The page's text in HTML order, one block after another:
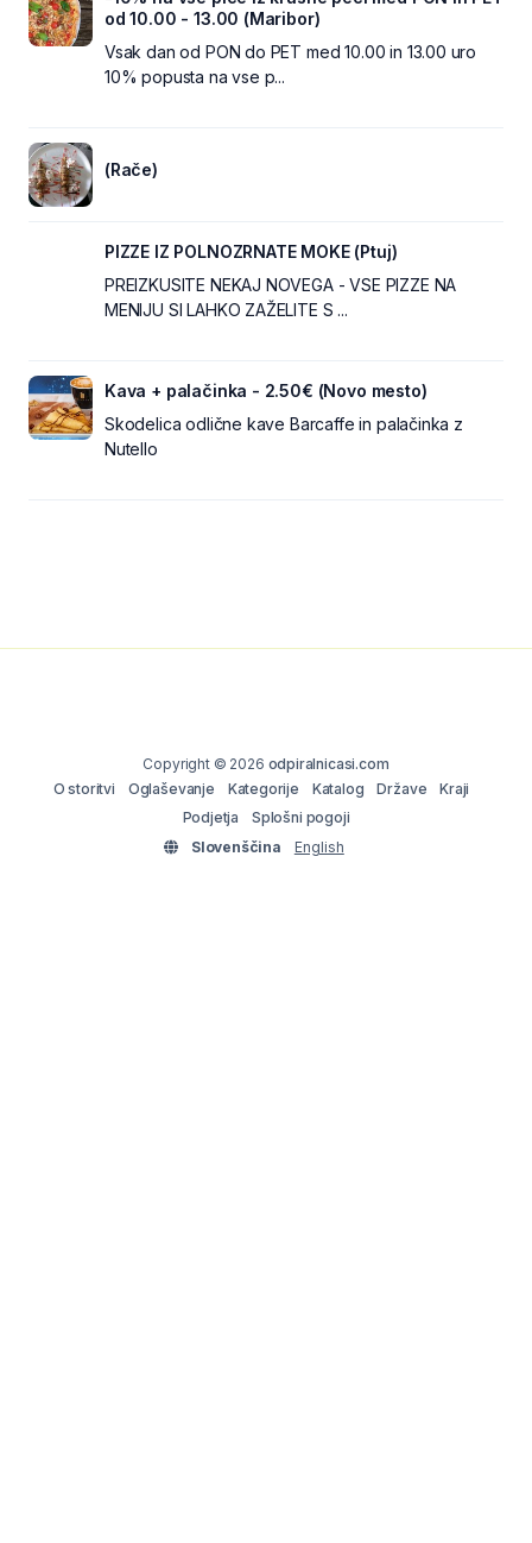
od 10.00 - 13.00 (Maribor)
Vsak dan od PON do PET med 10.00 in 13.00 uro
10% popusta na vse p...
(Rače)
PIZZE IZ POLNOZRNATE MOKE (Ptuj)
PREIZKUSITE NEKAJ NOVEGA - VSE PIZZE NA
MENIJU SI LAHKO ZAŽELITE S ...
Kava + palačinka - 2.50€ (Novo mesto)
Skodelica odlične kave Barcaffe in palačinka z
Nutello
Copyright © 2026 odpiralnicasi.com
O storitvi
Oglaševanje Kategorije Katalog Države
Kraji
Podjetja
Splošni pogoji
Slovenščina
English